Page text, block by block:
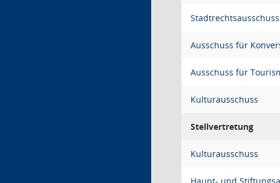
Stadtrechtsausschuss
Ausschuss für
Ausschuss für
Kulturausschuss
Stellvertretung
Kulturausschuss